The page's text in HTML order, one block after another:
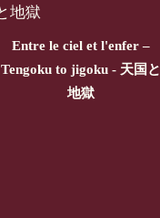
Entre le ciel et l'enfer –
Tengoku to jigoku - 天国と
地獄